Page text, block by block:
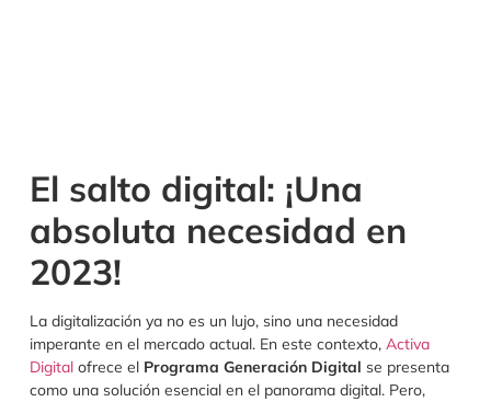
El salto digital: ¡Una
absoluta necesidad en
2023!
La digitalización ya no es un lujo, sino una necesidad
imperante en el mercado actual. En este contexto, Activa
Digitalofrece el Programa Generación Digital se presenta
como una solución esencial en el panorama digital. Pero,